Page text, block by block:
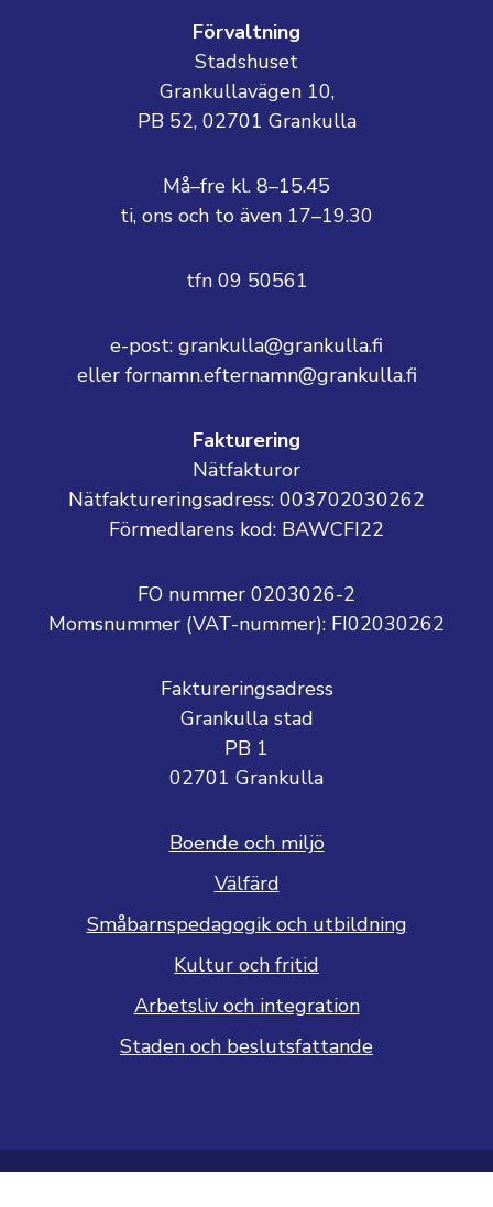
Förvaltning
Stadshuset
Grankullavägen 10,
PB 52, 02701 Grankulla
Må–fre kl. 8–15.45
ti, ons och to även 17–19.30
tfn 09 50561
e-post: grankulla@grankulla.fi
eller fornamn.efternamn@grankulla.fi
Fakturering
Nätfakturor
Nätfaktureringsadress: 003702030262
Förmedlarens kod: BAWCFI22
FO nummer 0203026-2
Momsnummer (VAT-nummer): FI02030262
Faktureringsadress
Grankulla stad
PB 1
02701 Grankulla
Boende och miljö
Välfärd
Småbarnspedagogik och utbildning
Kultur och fritid
Arbetsliv och integration
Staden och beslutsfattande